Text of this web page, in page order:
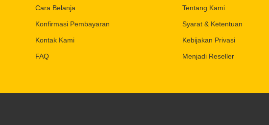
Cara Belanja
Konfirmasi Pembayaran
Kontak Kami
FAQ
Tentang Kami
Syarat & Ketentuan
Kebijakan Privasi
Menjadi Reseller